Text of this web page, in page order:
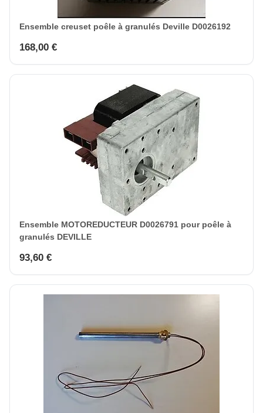
Ensemble creuset poêle à granulés Deville D0026192
168,00 €
Ensemble MOTOREDUCTEUR D0026791 pour poêle à
granulés DEVILLE
93,60 €